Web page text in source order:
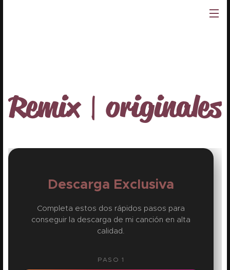
Remix | originales
Descarga Exclusiva
Completa estos dos rápidos pasos para
conseguir la descarga de mi canción en alta
calidad.
PASO 1